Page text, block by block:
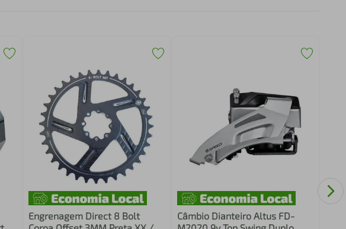
Engrenagem Direct 8 Bolt
Câmbio Dianteiro Altus FD-
/